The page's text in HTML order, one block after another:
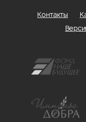
Контакты